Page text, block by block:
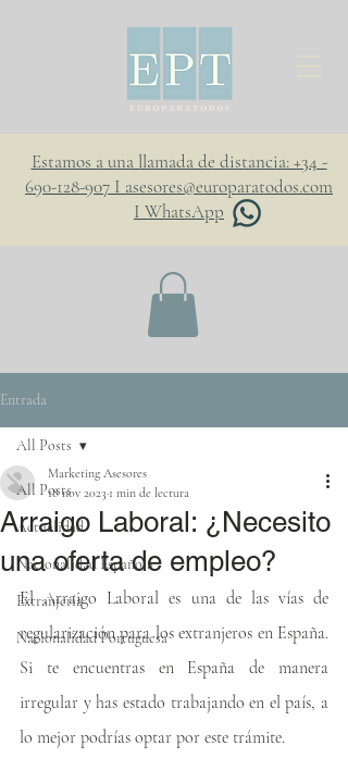
Estamos a una llamada de distancia: +34 -
690-128-907 I asesores@europaratodos.com
I WhatsApp
Entrada
All Posts
Actualidad
Nacionalidad Española
Extranjería
Nacionalidad Portuguesa
All Posts
Arraigo Laboral: ¿Necesito
una oferta de empleo?
Marketing Asesores
18 nov 2023 1 min de lectura
El Arraigo Laboral es una de las vías de
regularización para los extranjeros en España.
Si te encuentras en España de manera
irregular y has estado trabajando en el país, a
lo mejor podrías optar por este trámite.